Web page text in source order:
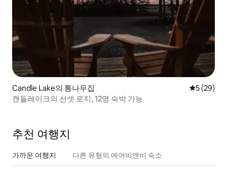
Candle Lake의 통나무집 평점 5점(5
5 (29)
캔들레이크의 선셋 로지, 12명 숙박 가능
추천 여행지
가까운 여행지 다른 유형의 에어비앤비 숙소